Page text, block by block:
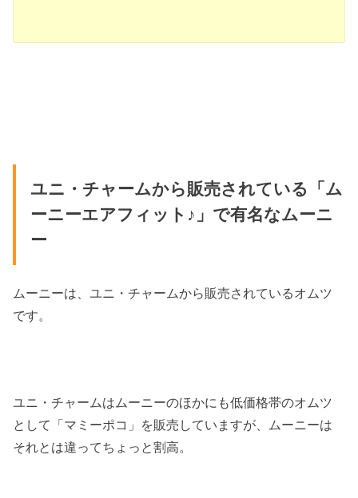
ユニ・チャームから販売されている「ム
ーニーエアフィット♪」で有名なムーニ
ー
ムーニーは、ユニ・チャームから販売されているオムツ
です。
ユニ・チャームはムーニーのほかにも低価格帯のオムツ
として「マミーポコ」を販売していますが、ムーニーは
それとは違ってちょっと割高。